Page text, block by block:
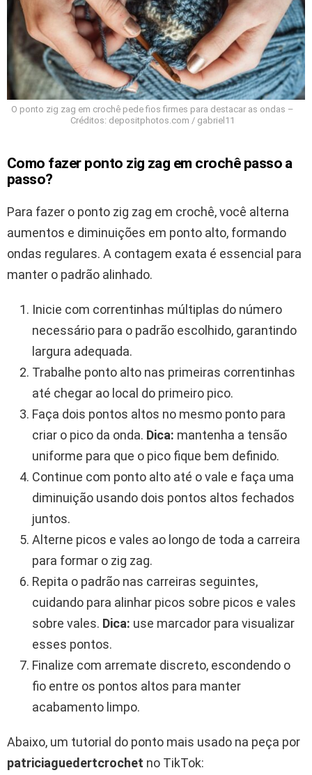
O ponto zig zag em crochê pede fios firmes para destacar as ondas –
Créditos: depositphotos.com / gabriel11
Como fazer ponto zig zag em crochê passo a
passo?
Para fazer o ponto zig zag em crochê, você alterna
aumentos e diminuições em ponto alto, formando
ondas regulares. A contagem exata é essencial para
manter o padrão alinhado.
Inicie com correntinhas múltiplas do número
necessário para o padrão escolhido, garantindo
largura adequada.
Trabalhe ponto alto nas primeiras correntinhas
até chegar ao local do primeiro pico.
Faça dois pontos altos no mesmo ponto para
criar o pico da onda. Dica: mantenha a tensão
uniforme para que o pico fique bem definido.
Continue com ponto alto até o vale e faça uma
diminuição usando dois pontos altos fechados
juntos.
Alterne picos e vales ao longo de toda a carreira
para formar o zig zag.
Repita o padrão nas carreiras seguintes,
cuidando para alinhar picos sobre picos e vales
sobre vales. Dica: use marcador para visualizar
esses pontos.
Finalize com arremate discreto, escondendo o
fio entre os pontos altos para manter
acabamento limpo.
Abaixo, um tutorial do ponto mais usado na peça por
patriciaguedertcrochet no TikTok: